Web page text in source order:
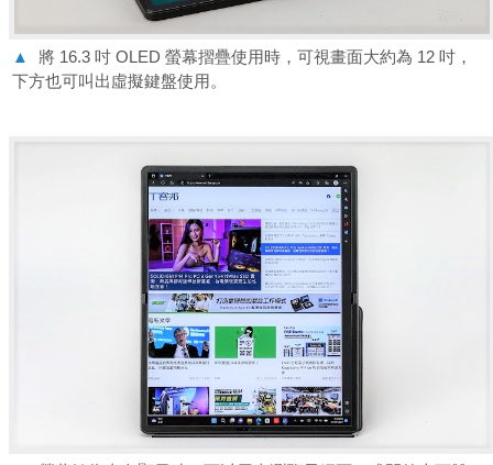
▲
將 16.3 吋 OLED 螢幕摺疊使用時，可視畫面大約為 12 吋，
下方也可叫出虛擬鍵盤使用。